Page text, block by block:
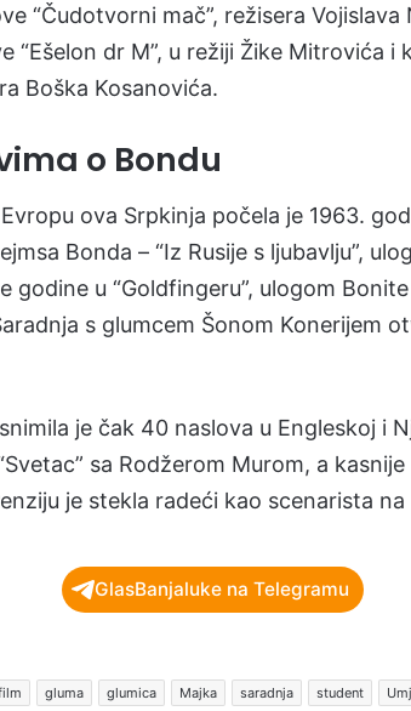
“Čudotvorni mač”, režisera Vojislava
“Ešelon dr M”, u režiji Žike Mitrovića i
Boška Kosanovića.
o Bondu
ova Srpkinja počela je 1963.
Bonda – “Iz Rusije s ljubavlju”,
godine u “Goldfingeru”, ulogom
s glumcem Šonom Konerijem
je čak 40 naslova u Engleskoj i
sa Rodžerom Murom, a kasnije
je stekla radeći kao scenarista na
GlasBanjaluke na Telegramu
gluma glumica Majka saradnja student